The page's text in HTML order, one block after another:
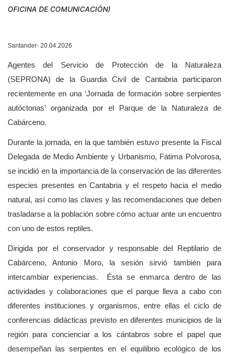
OFICINA DE COMUNICACIÓN)
Santander- 20.04.2026
Agentes del Servicio de Protección de la Naturaleza
(SEPRONA) de la Guardia Civil de Cantabria participaron
recientemente en una ‘Jornada de formación sobre serpientes
autóctonas’ organizada por el Parque de la Naturaleza de
Cabárceno.
Durante la jornada, en la que también estuvo presente la Fiscal
Delegada de Medio Ambiente y Urbanismo, Fátima Polvorosa,
se incidió en la importancia de la conservación de las diferentes
especies presentes en Cantabria y el respeto hacia el medio
natural, así como las claves y las recomendaciones que deben
trasladarse a la población sobre cómo actuar ante un encuentro
con uno de estos reptiles.
Dirigida por el conservador y responsable del Reptilario de
Cabárceno, Antonio Moro, la sesión sirvió también para
intercambiar experiencias. Ésta se enmarca dentro de las
actividades y colaboraciones que el parque lleva a cabo con
diferentes instituciones y organismos, entre ellas el ciclo de
conferencias didácticas previsto en diferentes municipios de la
región para concienciar a los cántabros sobre el papel que
desempeñan las serpientes en el equilibrio ecológico de los